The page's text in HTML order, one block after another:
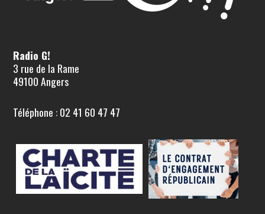
Radio G!
3 rue de la Rame
49100 Angers
Téléphone : 02 41 60 47 47